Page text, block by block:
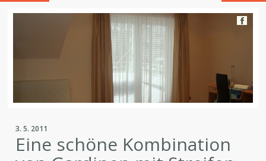
3. 5. 2011
Eine schöne Kombination